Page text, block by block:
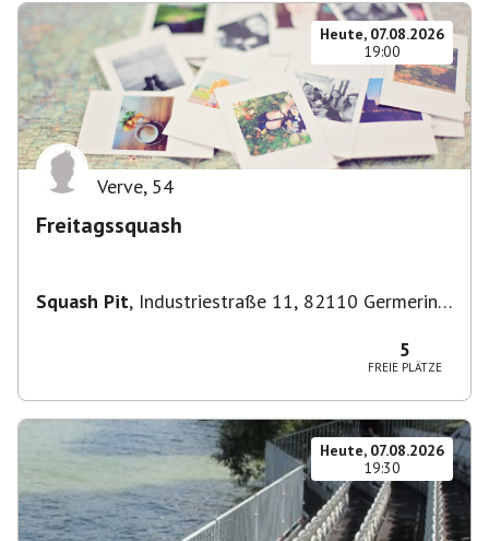
Heute, 07.08.2026
19:00
Verve, 54
Freitagssquash
Squash Pit, Industriestraße 11, 82110 Germering,
5
FREIE PLÄTZE
Heute, 07.08.2026
19:30